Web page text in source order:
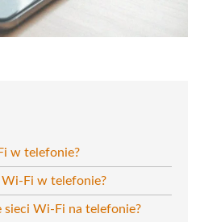
w telefonie?
Wi-Fi w telefonie?
sieci Wi-Fi na telefonie?